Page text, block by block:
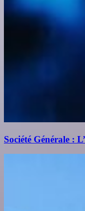
Société Générale :